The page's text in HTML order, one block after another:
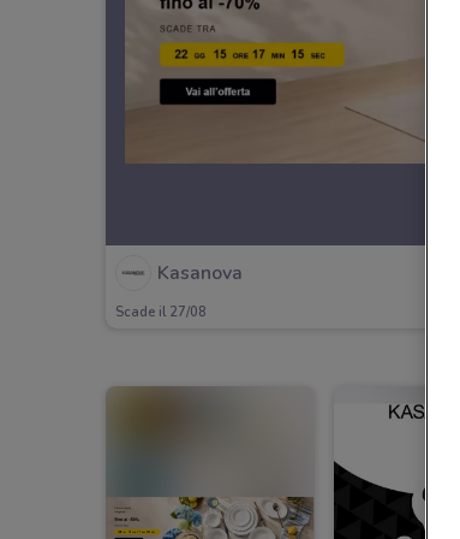
Kasanova
Scade il 27/08